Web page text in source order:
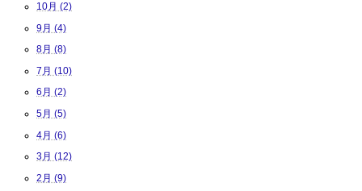
10月 (2)
9月 (4)
8月 (8)
7月 (10)
6月 (2)
5月 (5)
4月 (6)
3月 (12)
2月 (9)